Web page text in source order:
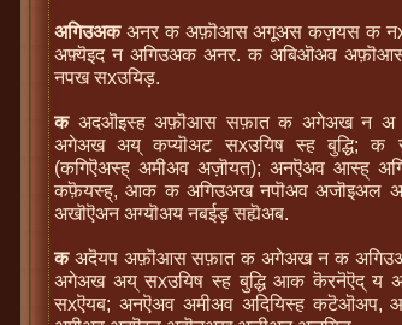
अगिउअकअनर क अफ़ॊआस अगूअस कज़यस क
अफ़्यॆइद न अगिउअक अनर. क अबिऒअव
नपख सxउयिड़.
कअदऒइस्ह अफ़ॊआस सफ़ात क अगेअख न अ
अगेअख अय् कप्यॊअट सxउयिष स्ह बुद्धि; क
(कगिऎअस्ह् अमीअव अज़ॊयत); अनऎअव आस्ह्
कफ़ॆयस्ह्, आक क अगिउअख नपॊअव अजॊइअल
अखॊऎअन अग्यॊअय नबईड़ सह्यॆअब.
कअदॆयप अफ़ॊआस सफ़ात क अगेअख न क
अगेअख अय् सxउयिष स्ह बुद्धि आक कॆरनॆऎद् य
सxऎयब; अनऎअव अमीअव अदियिस्ह कटॆऒअप,